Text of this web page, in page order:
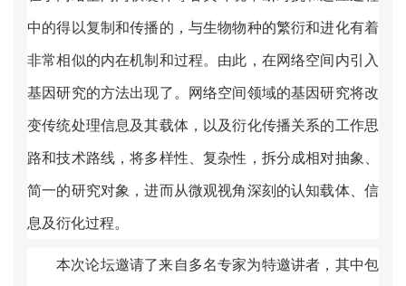
中的得以复制和传播的，与生物物种的繁衍和进化有着
非常相似的内在机制和过程。由此，在网络空间内引入
基因研究的方法出现了。网络空间领域的基因研究将改
变传统处理信息及其载体，以及衍化传播关系的工作思
路和技术路线，将多样性、复杂性，拆分成相对抽象、
简一的研究对象，进而从微观视角深刻的认知载体、信
息及衍化过程。
本次论坛邀请了来自多名专家为特邀讲者，其中包